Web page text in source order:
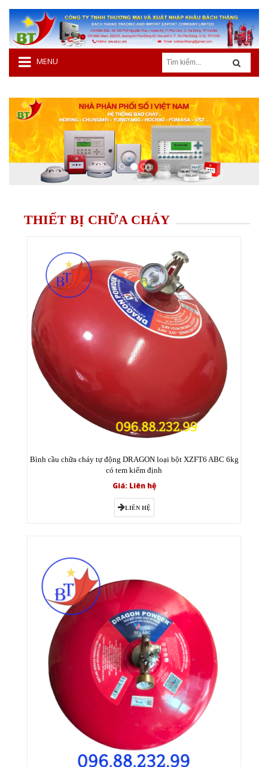
MENU
THIẾT BỊ CHỮA CHÁY
Bình cầu chữa cháy tự động DRAGON loại bột XZFT6 ABC 6kg
có tem kiểm định
Giá: Liên hệ
LIÊN HỆ